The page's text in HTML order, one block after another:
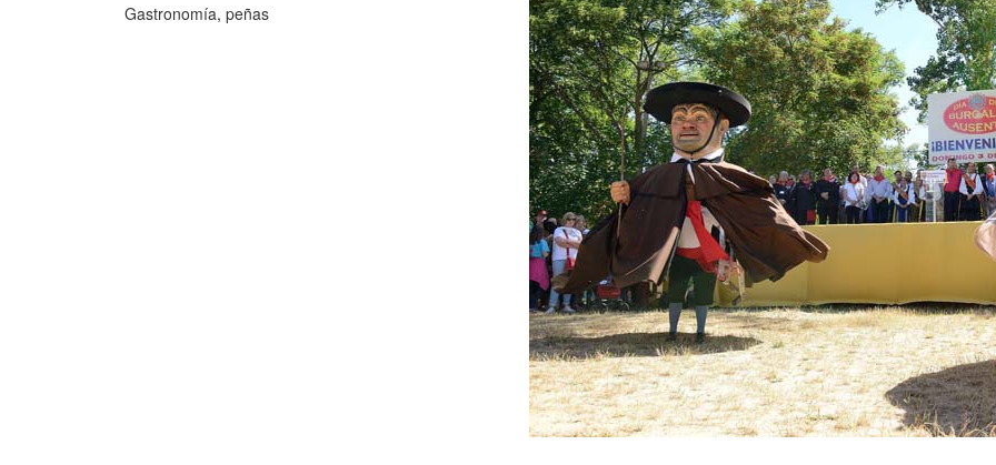
Gastronomía, peñas